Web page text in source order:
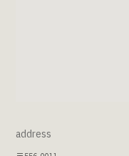
address